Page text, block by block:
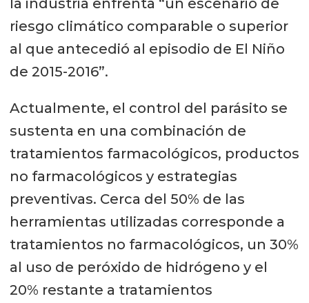
riesgo climático comparable o superior
al que antecedió al episodio de El Niño
de 2015-2016”.
Actualmente, el control del parásito se
sustenta en una combinación de
tratamientos farmacológicos, productos
no farmacológicos y estrategias
preventivas. Cerca del 50% de las
herramientas utilizadas corresponde a
tratamientos no farmacológicos, un 30%
al uso de peróxido de hidrógeno y el
20% restante a tratamientos